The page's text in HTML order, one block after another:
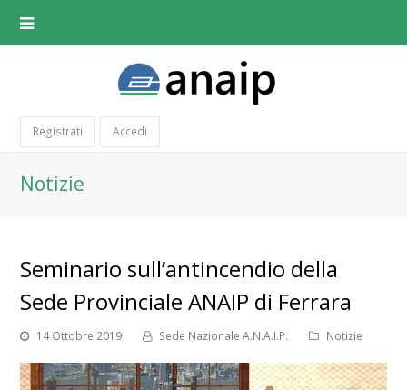
Registrati Accedi
Notizie
Seminario sull’antincendio della
Sede Provinciale ANAIP di Ferrara
14 Ottobre 2019 Sede Nazionale A.N.A.I.P. Notizie